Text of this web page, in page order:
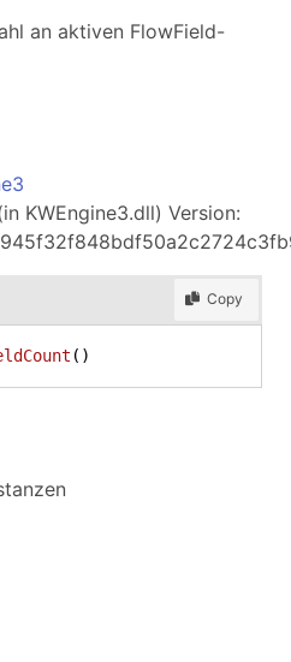
an aktiven FlowField-
KWEngine3.dll) Version:
Copy
()